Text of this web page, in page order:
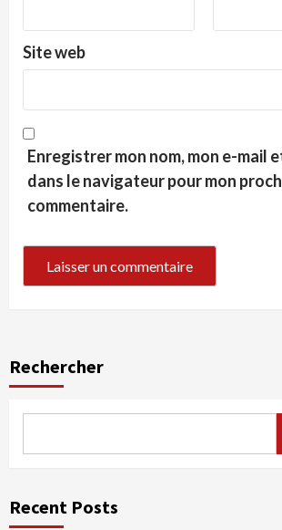
Site web
Enregistrer mon nom, mon e-mail
dans le navigateur pour mon
commentaire.
Rechercher
Recent Posts